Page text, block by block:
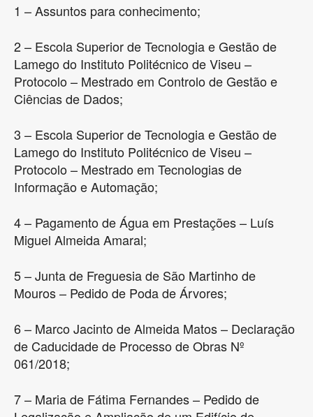
1 – Assuntos para conhecimento;
2 – Escola Superior de Tecnologia e Gestão de
Lamego do Instituto Politécnico de Viseu –
Protocolo – Mestrado em Controlo de Gestão e
Ciências de Dados;
3 – Escola Superior de Tecnologia e Gestão de
Lamego do Instituto Politécnico de Viseu –
Protocolo – Mestrado em Tecnologias de
Informação e Automação;
4 – Pagamento de Água em Prestações – Luís
Miguel Almeida Amaral;
5 – Junta de Freguesia de São Martinho de
Mouros – Pedido de Poda de Árvores;
6 – Marco Jacinto de Almeida Matos – Declaração
de Caducidade de Processo de Obras Nº
061/2018;
7 – Maria de Fátima Fernandes – Pedido de